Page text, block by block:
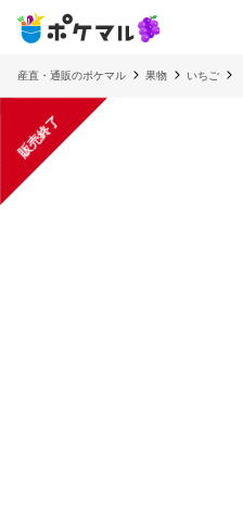
産直・通販のポケマル 果物 いちご
販売終了